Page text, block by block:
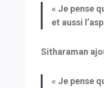
« Je pense
et aussi
Sitharaman
« Je pense